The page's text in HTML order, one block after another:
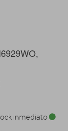
inmediato